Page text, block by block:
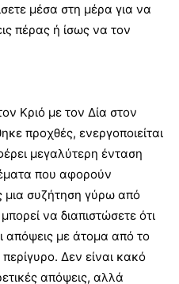
μέσα στη μέρα για να
πέρας ή ίσως να τον
Κριό με τον Δία στον
προχθές, ενεργοποιείται
μεγαλύτερη ένταση
που αφορούν
μια συζήτηση γύρω από
να διαπιστώσετε ότι
απόψεις με άτομα από το
Δεν είναι κακό
απόψεις, αλλά